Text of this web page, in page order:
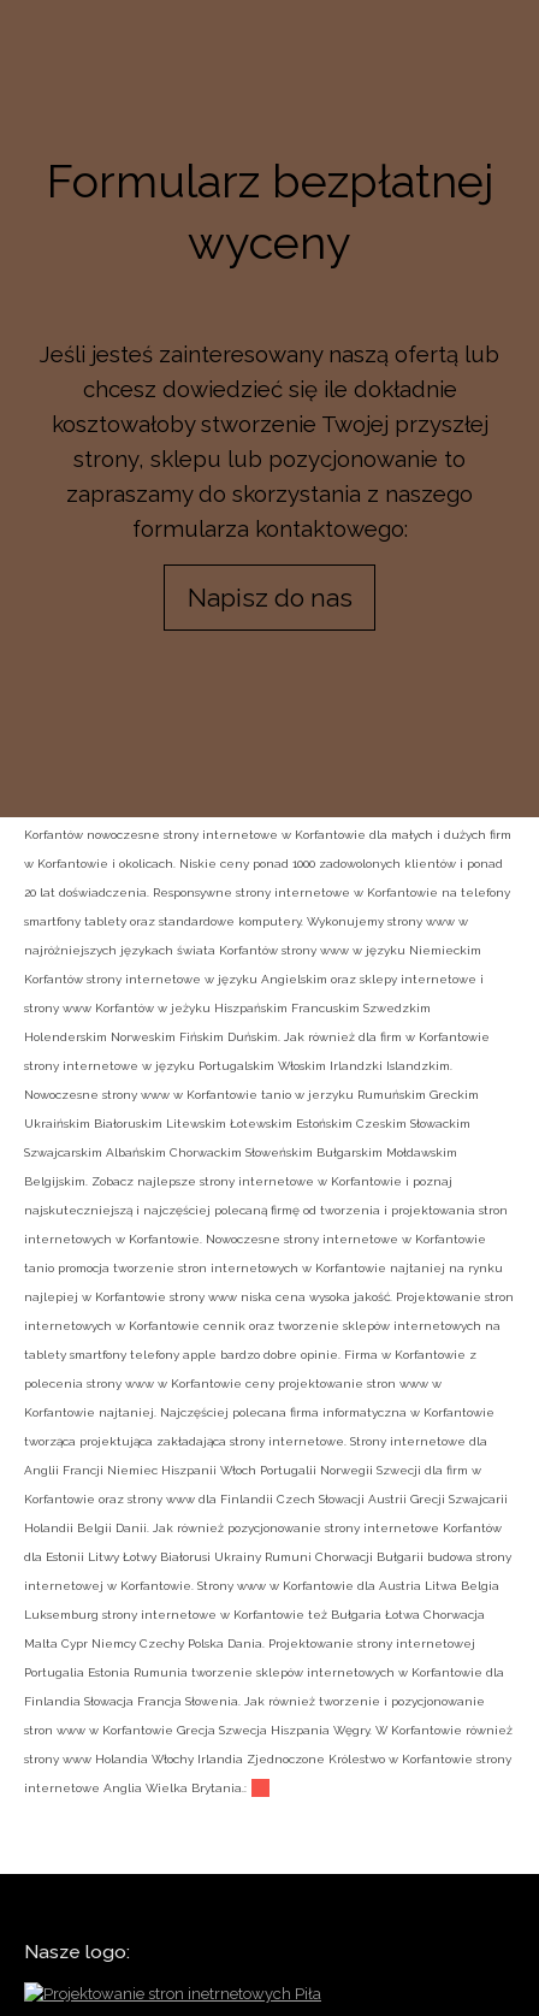
Formularz bezpłatnej
wyceny
Jeśli jesteś zainteresowany naszą ofertą lub
chcesz dowiedzieć się ile dokładnie
kosztowałoby stworzenie Twojej przyszłej
strony, sklepu lub pozycjonowanie to
zapraszamy do skorzystania z naszego
formularza kontaktowego:
Napisz do nas
Korfantów nowoczesne strony internetowe w Korfantowie dla małych i dużych firm
w Korfantowie i okolicach. Niskie ceny ponad 1000 zadowolonych klientów i ponad
20 lat doświadczenia. Responsywne strony internetowe w Korfantowie na telefony
smartfony tablety oraz standardowe komputery. Wykonujemy strony www w
najróżniejszych językach świata Korfantów strony www w języku Niemieckim
Korfantów strony internetowe w języku Angielskim oraz sklepy internetowe i
strony www Korfantów w jeżyku Hiszpańskim Francuskim Szwedzkim
Holenderskim Norweskim Fińskim Duńskim. Jak również dla firm w Korfantowie
strony internetowe w języku Portugalskim Włoskim Irlandzki Islandzkim.
Nowoczesne strony www w Korfantowie tanio w jerzyku Rumuńskim Greckim
Ukraińskim Białoruskim Litewskim Łotewskim Estońskim Czeskim Słowackim
Szwajcarskim Albańskim Chorwackim Słoweńskim Bułgarskim Mołdawskim
Belgijskim. Zobacz najlepsze strony internetowe w Korfantowie i poznaj
najskuteczniejszą i najczęściej polecaną firmę od tworzenia i projektowania stron
internetowych w Korfantowie. Nowoczesne strony internetowe w Korfantowie
tanio promocja tworzenie stron internetowych w Korfantowie najtaniej na rynku
najlepiej w Korfantowie strony www niska cena wysoka jakość. Projektowanie stron
internetowych w Korfantowie cennik oraz tworzenie sklepów internetowych na
tablety smartfony telefony apple bardzo dobre opinie. Firma w Korfantowie z
polecenia strony www w Korfantowie ceny projektowanie stron www w
Korfantowie najtaniej. Najczęściej polecana firma informatyczna w Korfantowie
tworząca projektująca zakładająca strony internetowe. Strony internetowe dla
Anglii Francji Niemiec Hiszpanii Włoch Portugalii Norwegii Szwecji dla firm w
Korfantowie oraz strony www dla Finlandii Czech Słowacji Austrii Grecji Szwajcarii
Holandii Belgii Danii. Jak również pozycjonowanie strony internetowe Korfantów
dla Estonii Litwy Łotwy Białorusi Ukrainy Rumuni Chorwacji Bułgarii budowa strony
internetowej w Korfantowie. Strony www w Korfantowie dla Austria Litwa Belgia
Luksemburg strony internetowe w Korfantowie też Bułgaria Łotwa Chorwacja
Malta Cypr Niemcy Czechy Polska Dania. Projektowanie strony internetowej
Portugalia Estonia Rumunia tworzenie sklepów internetowych w Korfantowie dla
Finlandia Słowacja Francja Słowenia. Jak również tworzenie i pozycjonowanie
stron www w Korfantowie Grecja Szwecja Hiszpania Węgry. W Korfantowie również
strony www Holandia Włochy Irlandia Zjednoczone Królestwo w Korfantowie strony
internetowe Anglia Wielka Brytania.:
Nasze logo: